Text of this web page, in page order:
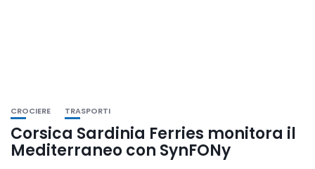
CROCIERE TRASPORTI
Corsica Sardinia Ferries monitora il
Mediterraneo con SynFONy